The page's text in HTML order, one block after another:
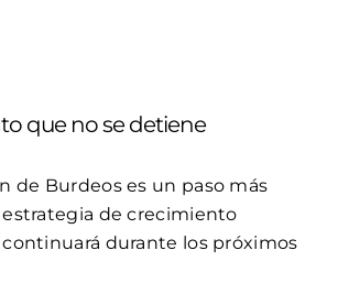
que no se detiene
de Burdeos es un paso más
de crecimiento
durante los próximos